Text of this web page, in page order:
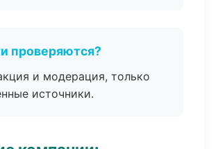
проверяются?
и модерация, только
источники.